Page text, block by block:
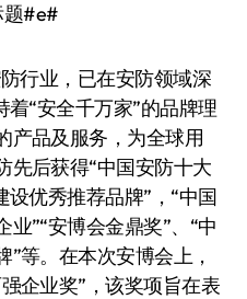
#e#
行业，已在安防领域深
着“安全千万家”的品牌理
产品及服务，为全球用
先后获得“中国安防十大
设优秀推荐品牌”，“中国
”“安博会金鼎奖”、“中
等。在本次安博会上，
企业奖”，该奖项旨在表